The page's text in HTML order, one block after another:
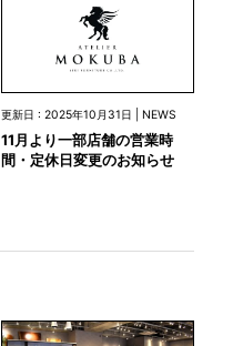
更新日 : 2025年10月31日 | NEWS
11月より一部店舗の営業時
間・定休日変更のお知らせ